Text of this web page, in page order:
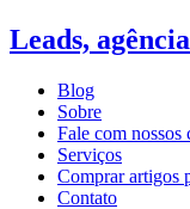
Leads,
Blog
Sobre
Fale com nossos
Serviços
Comprar artigos
Contato